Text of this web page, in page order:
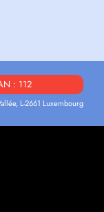
: 112
L-2661 Luxembourg